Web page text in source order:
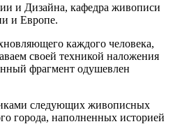
и Дизайна, кафедра живописи
и Европе.
каждого человека,
своей техникой наложения
фрагмент одушевлен
следующих живописных
города, наполненных историей